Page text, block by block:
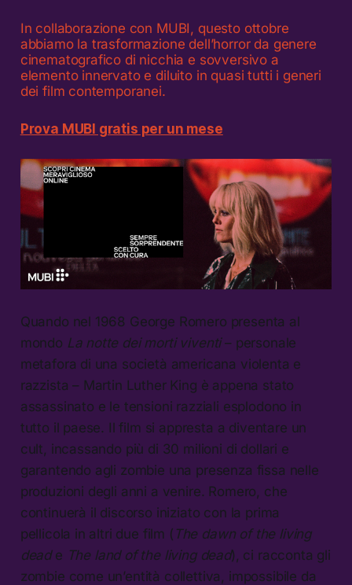
In collaborazione con MUBI, questo ottobre
abbiamo la trasformazione dell’horror da genere
cinematografico di nicchia e sovversivo a
elemento innervato e diluito in quasi tutti i generi
dei film contemporanei.
Prova MUBI gratis per un mese
Quando nel 1968 George Romero presenta al
mondo La notte dei morti viventi– personale
metafora di una società americana violenta e
razzista – Martin Luther King è appena stato
assassinato e le tensioni razziali esplodono in
tutto il paese. Il film si appresta a diventare un
cult, incassando più di 30 milioni di dollari e
garantendo agli zombie una presenza fissa nelle
produzioni degli anni a venire. Romero, che
continuerà il discorso iniziato con la prima
pellicola in altri due film ( The dawn of the living
dead e The land of the living dead), ci racconta gli
zombie come un’entità collettiva, impossibile da